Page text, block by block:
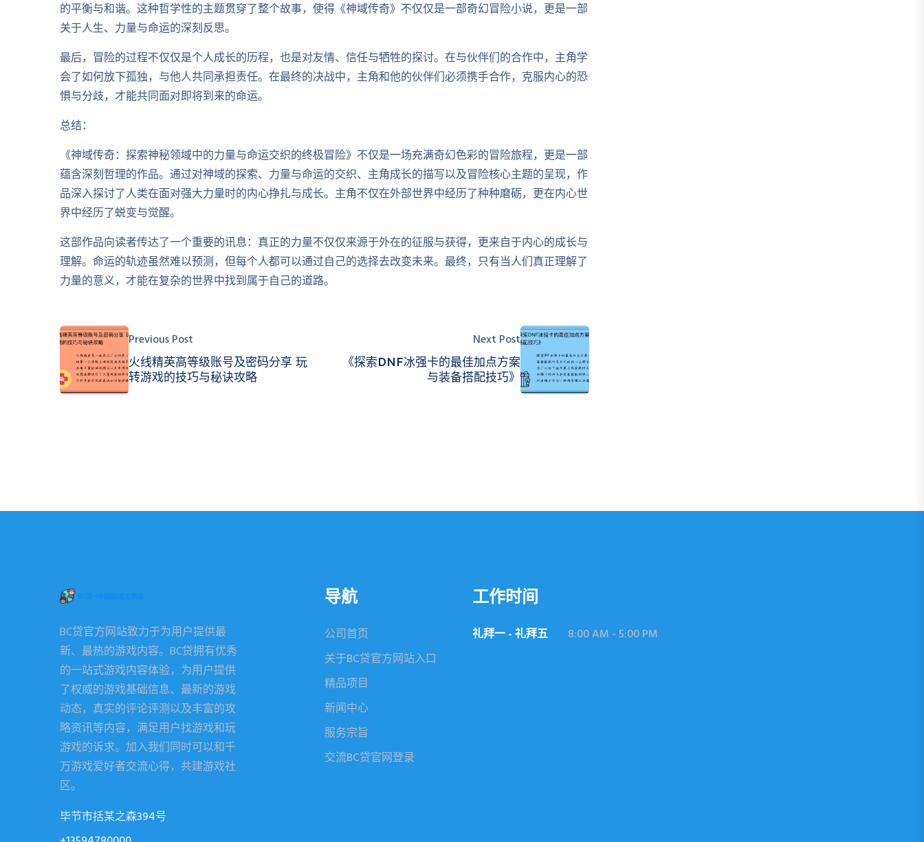
的平衡与和谐。这种哲学性的主题贯穿了整个故事，使得《神域传奇》不仅仅是一部奇幻冒险小说，更是一部
关于人生、力量与命运的深刻反思。
最后，冒险的过程不仅仅是个人成长的历程，也是对友情、信任与牺牲的探讨。在与伙伴们的合作中，主角学
会了如何放下孤独，与他人共同承担责任。在最终的决战中，主角和他的伙伴们必须携手合作，克服内心的恐
惧与分歧，才能共同面对即将到来的命运。
总结：
《神域传奇：探索神秘领域中的力量与命运交织的终极冒险》不仅是一场充满奇幻色彩的冒险旅程，更是一部
蕴含深刻哲理的作品。通过对神域的探索、力量与命运的交织、主角成长的描写以及冒险核心主题的呈现，作
品深入探讨了人类在面对强大力量时的内心挣扎与成长。主角不仅在外部世界中经历了种种磨砺，更在内心世
界中经历了蜕变与觉醒。
这部作品向读者传达了一个重要的讯息：真正的力量不仅仅来源于外在的征服与获得，更来自于内心的成长与
理解。命运的轨迹虽然难以预测，但每个人都可以通过自己的选择去改变未来。最终，只有当人们真正理解了
力量的意义，才能在复杂的世界中找到属于自己的道路。
Previous Post
火线精英高等级账号及密码分享 玩
转游戏的技巧与秘诀攻略
Next Post
《探索DNF冰强卡的最佳加点方案
与装备搭配技巧》
BC贷官方网站致力于为用户提供最
新、最热的游戏内容。BC贷拥有优秀
的一站式游戏内容体验，为用户提供
了权威的游戏基础信息、最新的游戏
动态，真实的评论评测以及丰富的攻
略资讯等内容，满足用户找游戏和玩
游戏的诉求。加入我们同时可以和千
万游戏爱好者交流心得，共建游戏社
区。
毕节市括某之森394号
导航
公司首页
关于BC贷官方网站入口
精品项目
新闻中心
服务宗旨
交流BC贷官网登录
工作时间
礼拜一 - 礼拜五 8:00 AM - 5:00 PM